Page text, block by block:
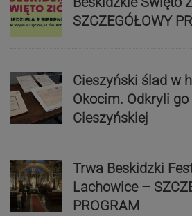
SZCZEGÓŁOWY
Cieszyński ślad w
Okocim. Odkryli
Cieszyńskiej
Trwa Beskidzki
Lachowice –
PROGRAM